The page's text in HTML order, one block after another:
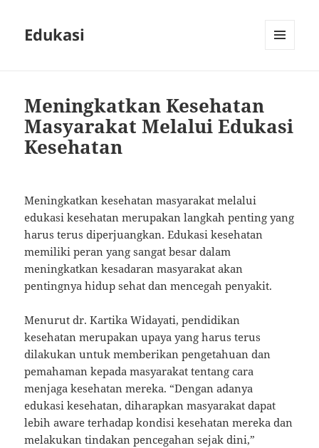
Edukasi
Meningkatkan Kesehatan
Masyarakat Melalui Edukasi
Kesehatan
Meningkatkan kesehatan masyarakat melalui
edukasi kesehatan merupakan langkah penting yang
harus terus diperjuangkan. Edukasi kesehatan
memiliki peran yang sangat besar dalam
meningkatkan kesadaran masyarakat akan
pentingnya hidup sehat dan mencegah penyakit.
Menurut dr. Kartika Widayati, pendidikan
kesehatan merupakan upaya yang harus terus
dilakukan untuk memberikan pengetahuan dan
pemahaman kepada masyarakat tentang cara
menjaga kesehatan mereka. “Dengan adanya
edukasi kesehatan, diharapkan masyarakat dapat
lebih aware terhadap kondisi kesehatan mereka dan
melakukan tindakan pencegahan sejak dini,”